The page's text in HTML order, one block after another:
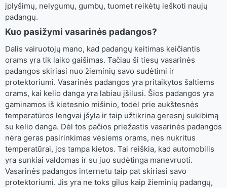
įplyšimų, nelygumų, gumbų, tuomet reikėtų ieškoti naujų
padangų.
Kuo pasižymi vasarinės padangos?
Dalis vairuotojų mano, kad padangų keitimas keičiantis
orams yra tik laiko gaišimas. Tačiau ši tiesų vasarinės
padangos skiriasi nuo žieminių savo sudėtimi ir
protektoriumi. Vasarinės padangos yra pritaikytos šaltiems
orams, kai kelio danga yra labiau įšilusi. Šios padangos yra
gaminamos iš kietesnio mišinio, todėl prie aukštesnės
temperatūros lengvai įšyla ir taip užtikrina geresnį sukibimą
su kelio danga. Dėl tos pačios priežastis vasarinės padangos
nėra geras pasirinkimas vėsiems orams, nes nukritus
temperatūrai, jos tampa kietos. Tai reiškia, kad automobilis
yra sunkiai valdomas ir su juo sudėtinga manevruoti.
Vasarinės padangos internetu taip pat skiriasi savo
protektoriumi. Jis yra ne toks gilus kaip žieminių padangų,